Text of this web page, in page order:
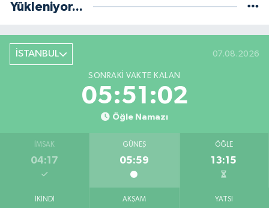
Yükleniyor...
İSTANBUL 07.08.2026
SONRAKI VAKTE KALAN
05:51:01
Öğle Namazı
İMSAK
04:17
GÜNEŞ
05:59
ÖĞLE
13:15
İKINDI AKŞAM YATSI